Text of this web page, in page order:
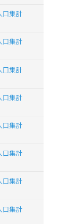
口集計
口集計
口集計
口集計
口集計
口集計
口集計
口集計